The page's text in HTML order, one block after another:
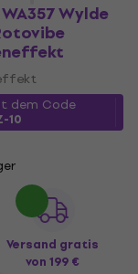
Wylde
dem Code
10
Versand gratis
von 199 €